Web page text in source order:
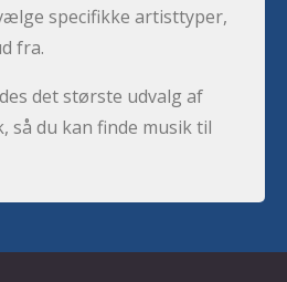
specifikke artisttyper,
fra.
det største udvalg af
så du kan finde musik til